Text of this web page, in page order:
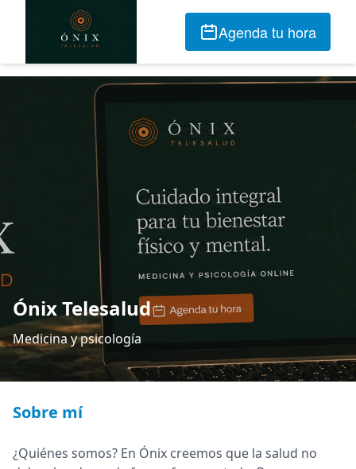
Agenda tu hora
Ónix Telesalud
Medicina y psicología
Sobre mí
¿Quiénes somos? En Ónix creemos que la salud no